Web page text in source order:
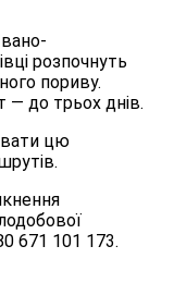
розпочнуть
пориву.
— до трьох днів.
цю
671 101 173.